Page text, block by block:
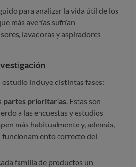
para analizar la vida útil de los
más averías sufrían
lavadoras y aspiradores
estudio incluye distintas fases:
partes prioritarias . Estas son
a las encuestas y estudios
más habitualmente y, además,
funcionamiento correcto del
familia de productos un